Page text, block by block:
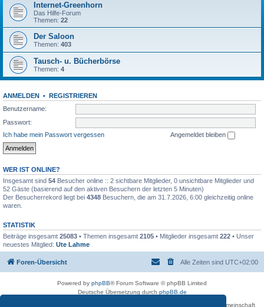
Internet-Greenhorn
Das Hilfe-Forum
Themen: 22
Der Saloon
Themen: 403
Tausch- u. Bücherbörse
Themen: 4
ANMELDEN • REGISTRIEREN
Benutzername:
Passwort:
Ich habe mein Passwort vergessen
Angemeldet bleiben
WER IST ONLINE?
Insgesamt sind 54 Besucher online :: 2 sichtbare Mitglieder, 0 unsichtbare Mitglieder und
52 Gäste (basierend auf den aktiven Besuchern der letzten 5 Minuten)
Der Besucherrekord liegt bei 4348 Besuchern, die am 31.7.2026, 6:00 gleichzeitig online
waren.
STATISTIK
Beiträge insgesamt 25083 • Themen insgesamt 2105 • Mitglieder insgesamt 222 • Unser
neuestes Mitglied: Ute Lahme
Foren-Übersicht Alle Zeiten sind UTC+02:00
Powered by phpBB® Forum Software © phpBB Limited
Deutsche Übersetzung durch phpBB.de
Betreiber des Forums für die Karl-May-Vereinigung – Arbeits- und Forschungsgemeinschaft